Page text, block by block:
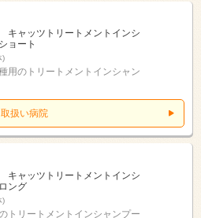
キャッツトリートメントインシ
ョート
)
用のトリートメントインシャン
取扱い病院
キャッツトリートメントインシ
ング
)
トリートメントインシャンプー